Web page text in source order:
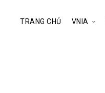
TRANG CHỦ VNIA